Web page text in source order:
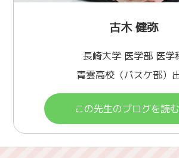
古木 健弥
長崎大学 医学部 医学
青雲高校（バスケ部）
この先生のブログを読